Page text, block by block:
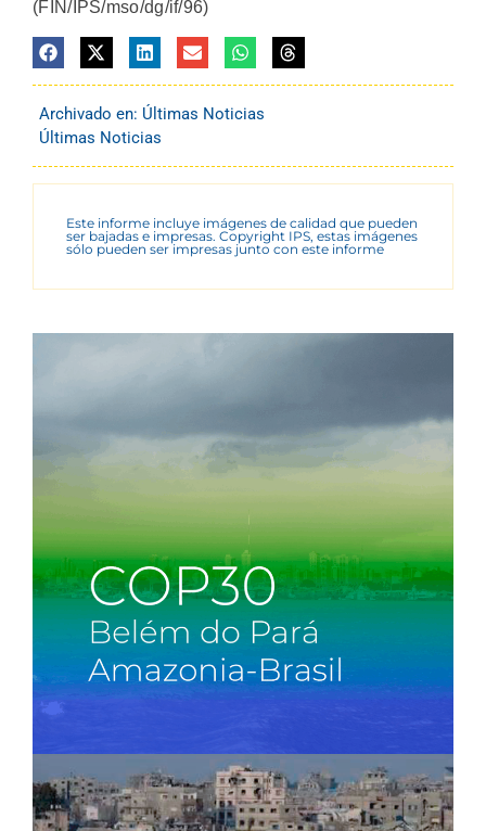
(FIN/IPS/mso/dg/if/96)
Archivado en: Últimas Noticias
Últimas Noticias
Este informe incluye imágenes de calidad que pueden
ser bajadas e impresas. Copyright IPS, estas imágenes
sólo pueden ser impresas junto con este informe